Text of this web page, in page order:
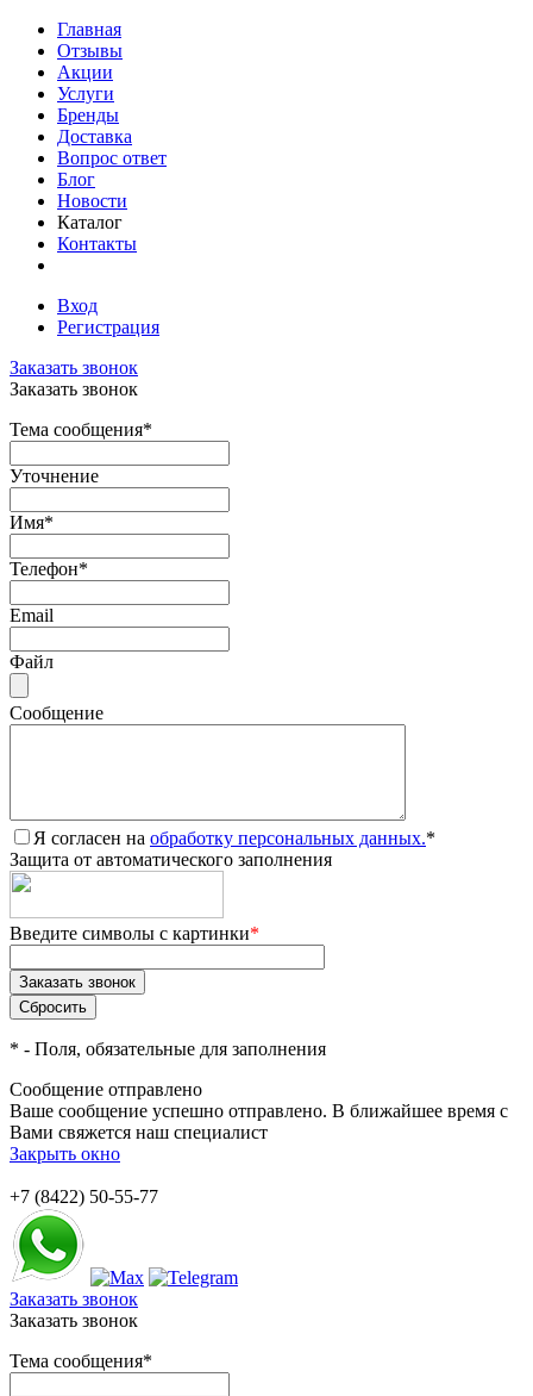
Главная
Отзывы
Акции
Услуги
Бренды
Доставка
Вопрос ответ
Блог
Новости
Каталог
Контакты
Вход
Регистрация
Заказать звонок
Заказать звонок
Тема сообщения*
Уточнение
Имя*
Телефон*
Email
Файл
Сообщение
Я согласен на обработку персональных данных.*
Защита от автоматического заполнения
Введите символы с картинки*
* - Поля, обязательные для заполнения
Сообщение отправлено
Ваше сообщение успешно отправлено. В ближайшее время с
Вами свяжется наш специалист
Закрыть окно
+7 (8422) 50-55-77
Заказать звонок
Заказать звонок
Тема сообщения*